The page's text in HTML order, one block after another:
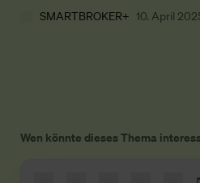
SMARTBROKER+ 10. April
Wen könnte dieses Thema